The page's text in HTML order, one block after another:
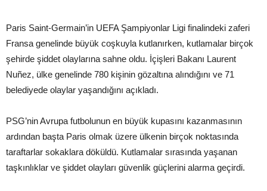
Paris Saint-Germain’in UEFA Şampiyonlar Ligi finalindeki zaferi
Fransa genelinde büyük coşkuyla kutlanırken, kutlamalar birçok
şehirde şiddet olaylarına sahne oldu. İçişleri Bakanı Laurent
Nuñez, ülke genelinde 780 kişinin gözaltına alındığını ve 71
belediyede olaylar yaşandığını açıkladı.
PSG’nin Avrupa futbolunun en büyük kupasını kazanmasının
ardından başta Paris olmak üzere ülkenin birçok noktasında
taraftarlar sokaklara döküldü. Kutlamalar sırasında yaşanan
taşkınlıklar ve şiddet olayları güvenlik güçlerini alarma geçirdi.